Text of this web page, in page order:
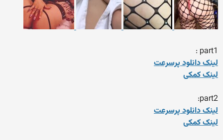
part1 :
لینک دانلود پرسرعت
لینک کمکی
part2:
لینک دانلود پرسرعت
لینک کمکی